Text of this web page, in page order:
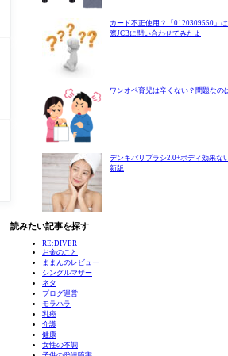
カード不正使用？「0120309550」
際JCBに問い合わせてみたよ
ワンオペ育児は辛くない？問題なの
デンキバリブラシ2.0+ボディ効果な
新版
読みたい記事を探す
RE:DIVER
お金のこと
ままんのレビュー
シングルマザー
ネタ
ブログ運営
モラハラ
乳癌
介護
健康
女性の不調